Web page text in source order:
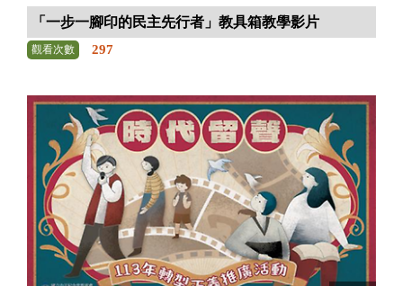
「一步一腳印的民主先行者」教具箱教學影片
觀看次數 297